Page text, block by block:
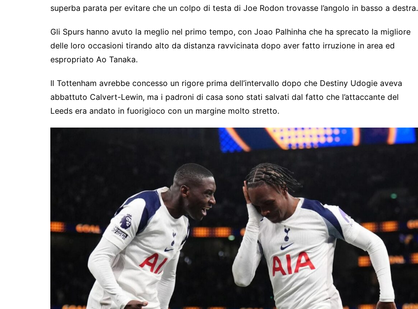
superba parata per evitare che un colpo di testa di Joe Rodon trovasse l’angolo in basso a destra.
Gli Spurs hanno avuto la meglio nel primo tempo, con Joao Palhinha che ha sprecato la migliore
delle loro occasioni tirando alto da distanza ravvicinata dopo aver fatto irruzione in area ed
espropriato Ao Tanaka.
Il Tottenham avrebbe concesso un rigore prima dell’intervallo dopo che Destiny Udogie aveva
abbattuto Calvert-Lewin, ma i padroni di casa sono stati salvati dal fatto che l’attaccante del
Leeds era andato in fuorigioco con un margine molto stretto.